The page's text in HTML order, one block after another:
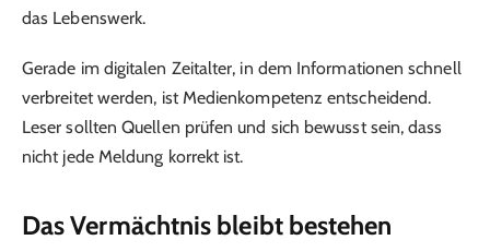
das Lebenswerk.
Gerade im digitalen Zeitalter, in dem Informationen schnell
verbreitet werden, ist Medienkompetenz entscheidend.
Leser sollten Quellen prüfen und sich bewusst sein, dass
nicht jede Meldung korrekt ist.
Das Vermächtnis bleibt bestehen